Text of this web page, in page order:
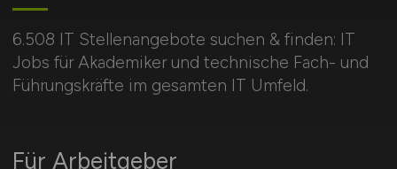
6.508 IT Stellenangebote suchen & finden: IT
Jobs für Akademiker und technische Fach- und
Führungskräfte im gesamten IT Umfeld.
Für Arbeitgeber